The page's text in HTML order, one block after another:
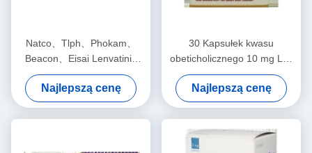
Natco、Tlph、Phokam、
Beacon、Eisai Lenvatinib
E7080 Lenvima 4 mg*30
tabletek Rak wątroby, raka
tarczycy, raka komórek
nerek, raka żołądka
Najlepszą cenę
30 Kapsułek kwasu
obeticholicznego 10 mg Lek
na pierwotną marskość
żółciową
Najlepszą cenę